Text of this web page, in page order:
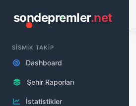
sondepremler.net
SİSMİK TAKİP
Dashboard
Şehir Raporları
İstatistikler